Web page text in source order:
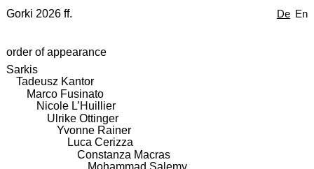
De En
Gorki 2026 ff.
order of appearance
Sarkis
Tadeusz Kantor
Marco Fusinato
Nicole L’Huillier
Ulrike Ottinger
Yvonne Rainer
Luca Cerizza
Constanza Macras
Mohammad Salemy